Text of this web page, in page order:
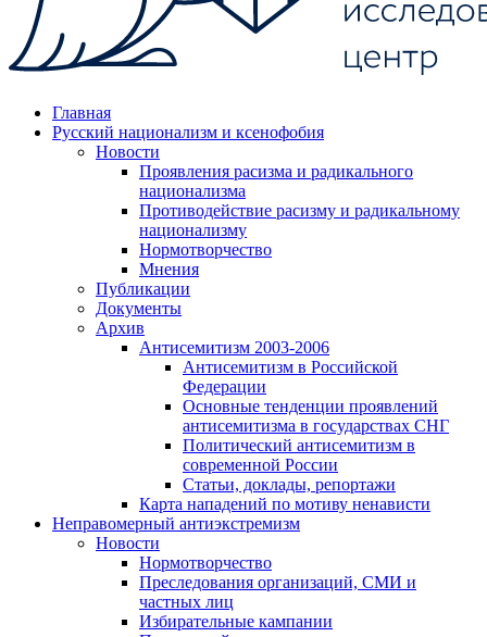
Главная
Русский национализм и ксенофобия
Новости
Проявления расизма и радикального
национализма
Противодействие расизму и радикальному
национализму
Нормотворчество
Мнения
Публикации
Документы
Архив
Антисемитизм 2003-2006
Антисемитизм в Российской
Федерации
Основные тенденции проявлений
антисемитизма в государствах СНГ
Политический антисемитизм в
современной России
Статьи, доклады, репортажи
Карта нападений по мотиву ненависти
Неправомерный антиэкстремизм
Новости
Нормотворчество
Преследования организаций, СМИ и
частных лиц
Избирательные кампании